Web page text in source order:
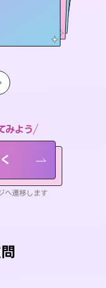
みよう
へ遷移します